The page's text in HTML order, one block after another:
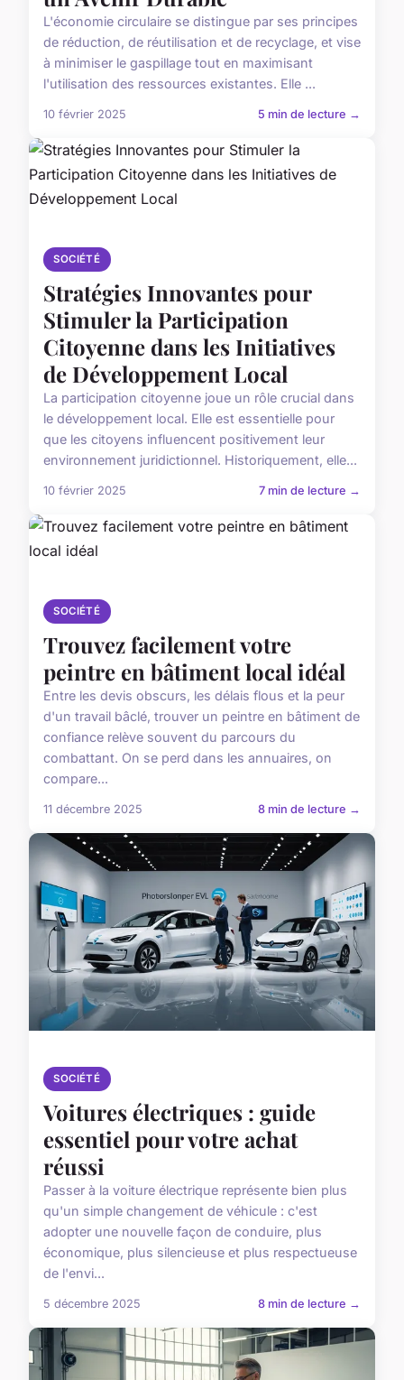
L'économie circulaire se distingue par ses principes
de réduction, de réutilisation et de recyclage, et vise
à minimiser le gaspillage tout en maximisant
l'utilisation des ressources existantes. Elle ...
10 février 2025 5 min de lecture →
SOCIÉTÉ
Stratégies Innovantes pour
Stimuler la Participation
Citoyenne dans les Initiatives
de Développement Local
La participation citoyenne joue un rôle crucial dans
le développement local. Elle est essentielle pour
que les citoyens influencent positivement leur
environnement juridictionnel. Historiquement, elle...
10 février 2025 7 min de lecture →
SOCIÉTÉ
Trouvez facilement votre
peintre en bâtiment local idéal
Entre les devis obscurs, les délais flous et la peur
d'un travail bâclé, trouver un peintre en bâtiment de
confiance relève souvent du parcours du
combattant. On se perd dans les annuaires, on
compare...
11 décembre 2025 8 min de lecture →
SOCIÉTÉ
Voitures électriques : guide
essentiel pour votre achat
réussi
Passer à la voiture électrique représente bien plus
qu'un simple changement de véhicule : c'est
adopter une nouvelle façon de conduire, plus
économique, plus silencieuse et plus respectueuse
de l'envi...
5 décembre 2025 8 min de lecture →